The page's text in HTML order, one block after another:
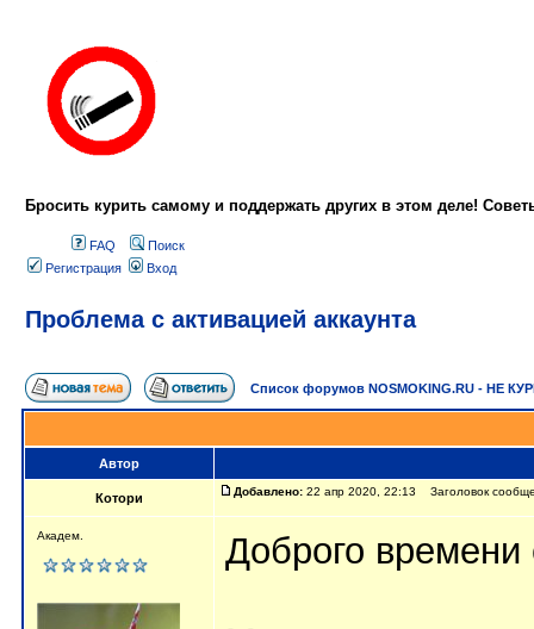
Бросить курить самому и поддержать других в этом деле!
FAQ
Поиск
Регистрация
Вход
Проблема с активацией аккаунта
Список форумов NOSMOKING.RU - НЕ
Автор
Котори Добавлено: 22 апр 2020, 22:13 Заголовок
Академ. Доброго времени